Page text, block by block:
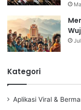
Kategori
Aplikasi Viral &